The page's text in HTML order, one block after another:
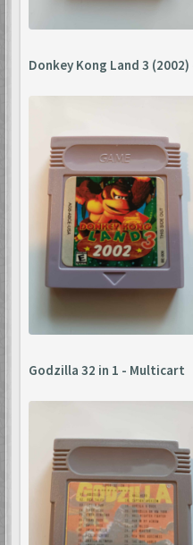
Donkey Kong Land 3
Godzilla 32 in 1 - Multicart